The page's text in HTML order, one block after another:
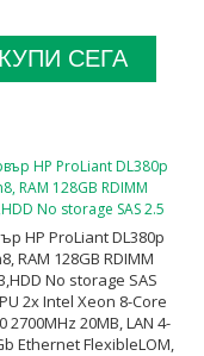
КУПИ СЕГА
HP ProLiant DL380p
RAM 128GB RDIMM
No storage SAS
2x Intel Xeon 8-Core
2700MHz 20MB, LAN 4-
Ethernet FlexibleLOM,